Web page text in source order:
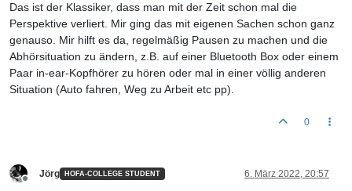
Das ist der Klassiker, dass man mit der Zeit schon mal die
Perspektive verliert. Mir ging das mit eigenen Sachen schon ganz
genauso. Mir hilft es da, regelmäßig Pausen zu machen und die
Abhörsituation zu ändern, z.B. auf einer Bluetooth Box oder einem
Paar in-ear-Kopfhörer zu hören oder mal in einer völlig anderen
Situation (Auto fahren, Weg zu Arbeit etc pp).
0
Jörg HOFA-COLLEGE STUDENT 6. März 2022, 20:57